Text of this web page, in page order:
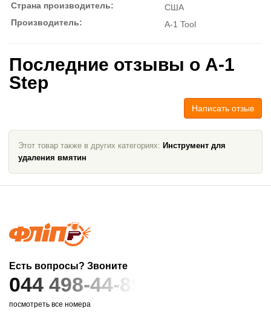
Страна производитель:
США
Производитель:
A-1 Tool
Последние отзывы о A-1
Step
Написать отзыв
Этот товар также в других категориях: Инструмент для
удаления вмятин
Есть вопросы? Звоните
044 498-44-89
посмотреть все номера